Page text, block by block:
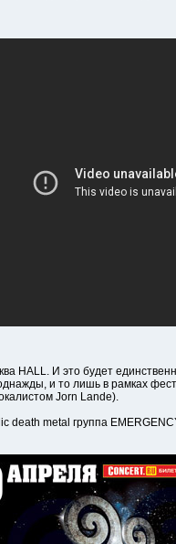
И это будет
и то лишь в рамках
Jorn Lande).
metal группа EMERGENCY